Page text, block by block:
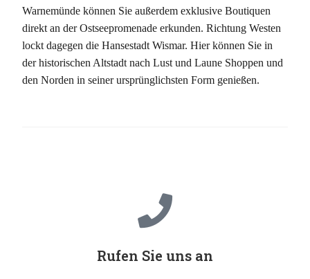
Warnemünde können Sie außerdem exklusive Boutiquen
direkt an der Ostseepromenade erkunden. Richtung Westen
lockt dagegen die Hansestadt Wismar. Hier können Sie in
der historischen Altstadt nach Lust und Laune Shoppen und
den Norden in seiner ursprünglichsten Form genießen.
Rufen Sie uns an